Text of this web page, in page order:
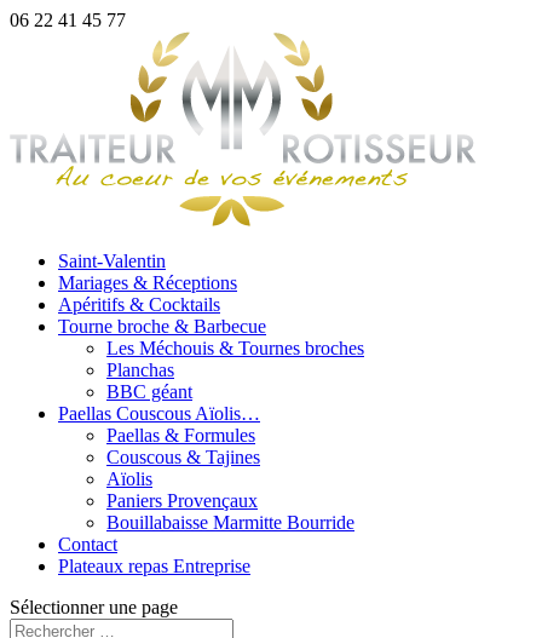
06 22 41 45 77
Saint-Valentin
Mariages & Réceptions
Apéritifs & Cocktails
Tourne broche & Barbecue
Les Méchouis & Tournes broches
Planchas
BBC géant
Paellas Couscous Aïolis…
Paellas & Formules
Couscous & Tajines
Aïolis
Paniers Provençaux
Bouillabaisse Marmitte Bourride
Contact
Plateaux repas Entreprise
Sélectionner une page